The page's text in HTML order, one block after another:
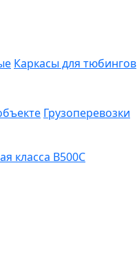
Каркасы для тюбингов
Грузоперевозки
класса В500С